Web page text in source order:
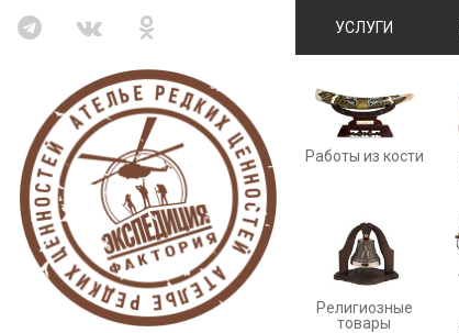
УСЛУГИ
Работы из кости
Религиозные
товары